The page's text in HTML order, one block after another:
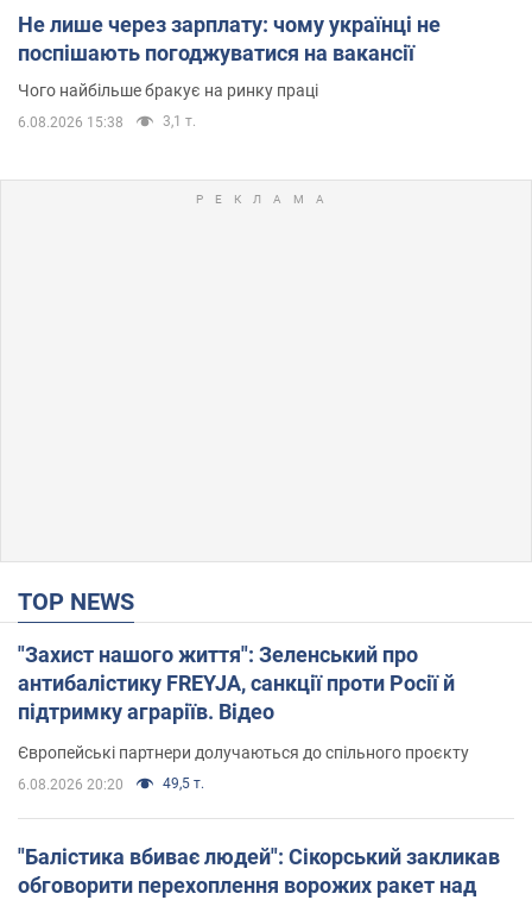
Не лише через зарплату: чому українці не
поспішають погоджуватися на вакансії
Чого найбільше бракує на ринку праці
6.08.2026 15:38 3,1 т.
TOP NEWS
"Захист нашого життя": Зеленський про
антибалістику FREYJA, санкції проти Росії й
підтримку аграріїв. Відео
Європейські партнери долучаються до спільного проєкту
6.08.2026 20:20 49,5 т.
"Балістика вбиває людей": Сікорський закликав
обговорити перехоплення ворожих ракет над